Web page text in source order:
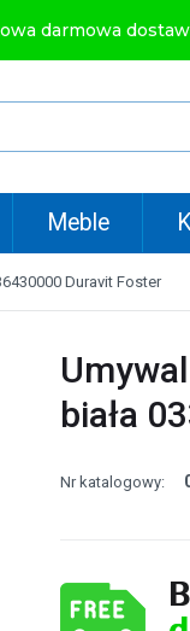
darmowa
Meble
Duravit Foster
biała
Nr katalogowy: